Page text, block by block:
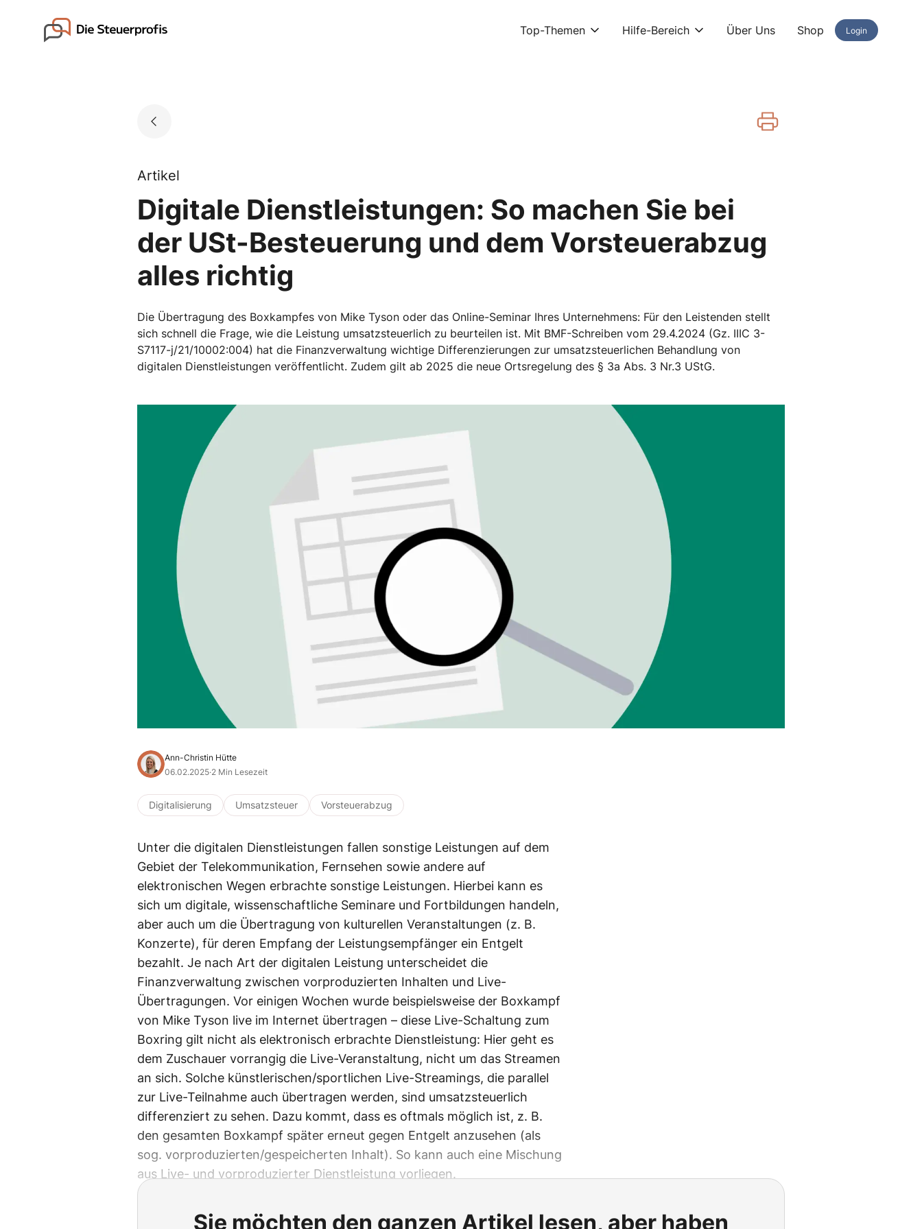
Go to landing page. Top-Themen Hilfe-Bereich Über Uns Shop Login
Artikel
Digitale Dienstleistungen: So machen Sie bei
der USt-Besteuerung und dem Vorsteuerabzug
alles richtig
Die Übertragung des Boxkampfes von Mike Tyson oder das Online-Seminar Ihres Unternehmens: Für den Leistenden stellt
sich schnell die Frage, wie die Leistung umsatzsteuerlich zu beurteilen ist. Mit BMF-Schreiben vom 29.4.2024 (Gz. IIIC 3-
S7117-j/21/10002:004) hat die Finanzverwaltung wichtige Differenzierungen zur umsatzsteuerlichen Behandlung von
digitalen Dienstleistungen veröffentlicht. Zudem gilt ab 2025 die neue Ortsregelung des § 3a Abs. 3 Nr.3 UStG.
Ann-Christin Hütte
06.02.2025·2 Min Lesezeit
Digitalisierung Umsatzsteuer Vorsteuerabzug
Unter die digitalen Dienstleistungen fallen sonstige Leistungen auf dem
Gebiet der Telekommunikation, Fernsehen sowie andere auf
elektronischen Wegen erbrachte sonstige Leistungen. Hierbei kann es
sich um digitale, wissenschaftliche Seminare und Fortbildungen handeln,
aber auch um die Übertragung von kulturellen Veranstaltungen (z. B.
Konzerte), für deren Empfang der Leistungsempfänger ein Entgelt
bezahlt. Je nach Art der digitalen Leistung unterscheidet die
Finanzverwaltung zwischen vorproduzierten Inhalten und Live-
Übertragungen. Vor einigen Wochen wurde beispielsweise der Boxkampf
von Mike Tyson live im Internet übertragen – diese Live-Schaltung zum
Boxring gilt nicht als elektronisch erbrachte Dienstleistung: Hier geht es
dem Zuschauer vorrangig die Live-Veranstaltung, nicht um das Streamen
an sich. Solche künstlerischen/sportlichen Live-Streamings, die parallel
zur Live-Teilnahme auch übertragen werden, sind umsatzsteuerlich
differenziert zu sehen. Dazu kommt, dass es oftmals möglich ist, z. B.
den gesamten Boxkampf später erneut gegen Entgelt anzusehen (als
sog. vorproduzierten/gespeicherten Inhalt). So kann auch eine Mischung
aus Live- und vorproduzierter Dienstleistung vorliegen.
Sie möchten den ganzen Artikel lesen, aber haben